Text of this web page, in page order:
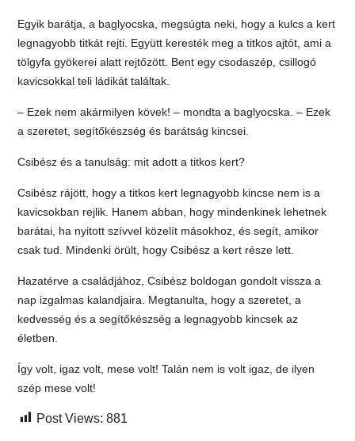
Egyik barátja, a baglyocska, megsúgta neki, hogy a kulcs a kert
legnagyobb titkát rejti. Együtt keresték meg a titkos ajtót, ami a
tölgyfa gyökerei alatt rejtőzött. Bent egy csodaszép, csillogó
kavicsokkal teli ládikát találtak.
– Ezek nem akármilyen kövek! – mondta a baglyocska. – Ezek
a szeretet, segítőkészség és barátság kincsei.
Csibész és a tanulság: mit adott a titkos kert?
Csibész rájött, hogy a titkos kert legnagyobb kincse nem is a
kavicsokban rejlik. Hanem abban, hogy mindenkinek lehetnek
barátai, ha nyitott szívvel közelít másokhoz, és segít, amikor
csak tud. Mindenki örült, hogy Csibész a kert része lett.
Hazatérve a családjához, Csibész boldogan gondolt vissza a
nap izgalmas kalandjaira. Megtanulta, hogy a szeretet, a
kedvesség és a segítőkészség a legnagyobb kincsek az
életben.
Így volt, igaz volt, mese volt! Talán nem is volt igaz, de ilyen
szép mese volt!
Post Views: 881